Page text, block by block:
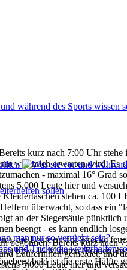
kurz nach 7:00 Uhr
was mich erwarten wird. Es
- maximal 16° Grad
5.000 Leute hier und
stehen ca. 100
überwacht, so dass ein
an der Siegersäule pünktlich
beengt - es kann endlich
die Leute an der Strecke
bzw. 14 Minuten (Frauen)
bald ist die erste Hälfte
begonnen. Bereits kurz nach
Läuferinnen gemeldet, und
5.000 Leute hier und